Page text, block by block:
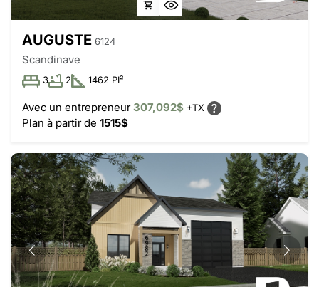
AUGUSTE 6124
Scandinave
3 2 1462 PI²
Avec un entrepreneur307,092$ +TX
Plan à partir de 1515$